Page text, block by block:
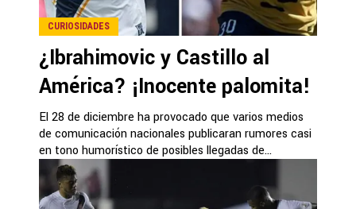
CURIOSIDADES
¿Ibrahimovic y Castillo al
América? ¡Inocente palomita!
El 28 de diciembre ha provocado que varios medios
de comunicación nacionales publicaran rumores casi
en tono humorístico de posibles llegadas de...